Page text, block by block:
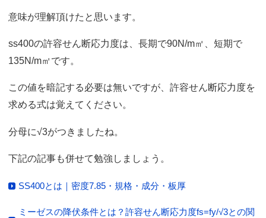
意味が理解頂けたと思います。
ss400の許容せん断応力度は、長期で90N/m㎡、短期で
135N/m㎡です。
この値を暗記する必要は無いですが、許容せん断応力度を
求める式は覚えてください。
分母に√3がつきましたね。
下記の記事も併せて勉強しましょう。
SS400とは｜密度7.85・規格・成分・板厚
ミーゼスの降伏条件とは？許容せん断応力度fs=fy/√3との関